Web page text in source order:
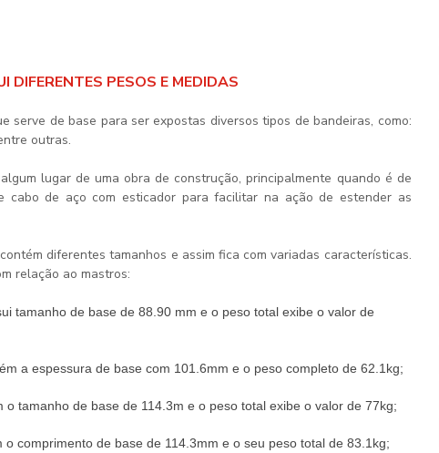
PESOS E MEDIDAS
serve de base para ser expostas diversos tipos de bandeiras, como:
outras.
lugar de uma obra de construção, principalmente quando é de
cabo de aço com esticador para facilitar na ação de estender as
diferentes tamanhos e assim fica com variadas características.
relação ao mastros:
a espessura de base com 101.6mm e o peso completo de 62.1kg;
o tamanho de base de 114.3m e o peso total exibe o valor de 77kg;
o comprimento de base de 114.3mm e o seu peso total de 83.1kg;